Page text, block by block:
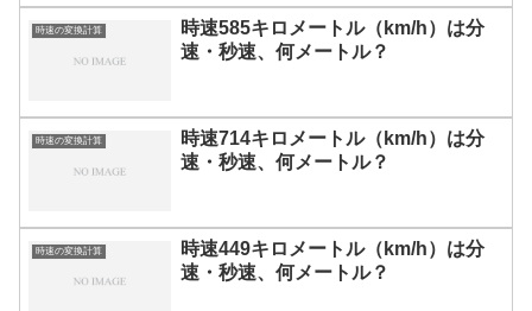
時速の変換計算
時速585キロメートル（km/h）は分
速・秒速、何メートル？
時速の変換計算
時速714キロメートル（km/h）は分
速・秒速、何メートル？
時速の変換計算
時速449キロメートル（km/h）は分
速・秒速、何メートル？